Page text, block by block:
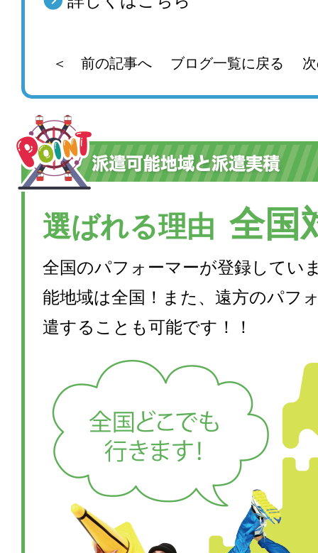
＜ 前の記事へ ブログ一覧に戻る
選ばれる理由 全国
全国のパフォーマーが登録してい
能地域は全国！また、遠方のパフ
遣することも可能です！！